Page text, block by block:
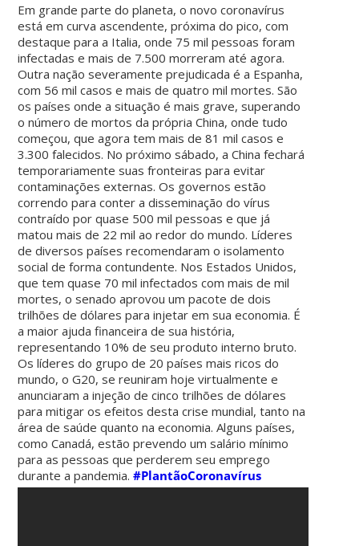
Em grande parte do planeta, o novo coronavírus
está em curva ascendente, próxima do pico, com
destaque para a Italia, onde 75 mil pessoas foram
infectadas e mais de 7.500 morreram até agora.
Outra nação severamente prejudicada é a Espanha,
com 56 mil casos e mais de quatro mil mortes. São
os países onde a situação é mais grave, superando
o número de mortos da própria China, onde tudo
começou, que agora tem mais de 81 mil casos e
3.300 falecidos. No próximo sábado, a China fechará
temporariamente suas fronteiras para evitar
contaminações externas. Os governos estão
correndo para conter a disseminação do vírus
contraído por quase 500 mil pessoas e que já
matou mais de 22 mil ao redor do mundo. Líderes
de diversos países recomendaram o isolamento
social de forma contundente. Nos Estados Unidos,
que tem quase 70 mil infectados com mais de mil
mortes, o senado aprovou um pacote de dois
trilhões de dólares para injetar em sua economia. É
a maior ajuda financeira de sua história,
representando 10% de seu produto interno bruto.
Os líderes do grupo de 20 países mais ricos do
mundo, o G20, se reuniram hoje virtualmente e
anunciaram a injeção de cinco trilhões de dólares
para mitigar os efeitos desta crise mundial, tanto na
área de saúde quanto na economia. Alguns países,
como Canadá, estão prevendo um salário mínimo
para as pessoas que perderem seu emprego
durante a pandemia.#PlantãoCoronavírus